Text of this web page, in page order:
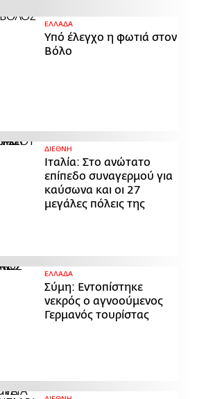
ΕΛΛΑΔΑ
Υπό έλεγχο η φωτιά στον
Βόλο
ΔΙΕΘΝΗ
Ιταλία: Στο ανώτατο
επίπεδο συναγερμού για
καύσωνα και οι 27
μεγάλες πόλεις της
ΕΛΛΑΔΑ
Σύμη: Εντοπίστηκε
νεκρός ο αγνοούμενος
Γερμανός τουρίστας